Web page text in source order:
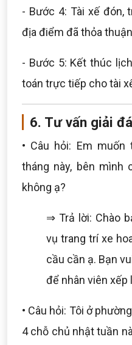
- Bước 4: Tài xế đón,
địa điểm đã thỏa
- Bước 5: Kết thúc
toán trực tiếp cho tài
6. Tư vấn giải
• Câu hỏi: Em
tháng này, bên mình
không ạ?
⇒ Trả lời: Chào
vụ trang trí xe
cầu cần ạ. Bạn
để nhân viên xếp
• Câu hỏi: Tôi ở
4 chỗ chủ nhật tuần